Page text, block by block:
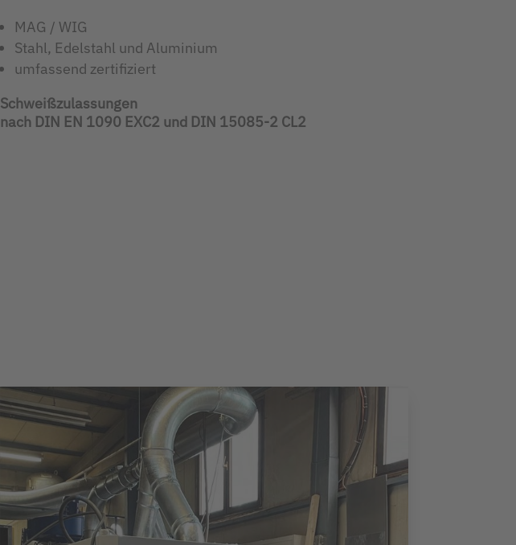
MAG / WIG
Stahl, Edelstahl und Aluminium
umfassend zertifiziert
Schweißzulassungen
nach DIN EN 1090 EXC2 und DIN 15085-2 CL2